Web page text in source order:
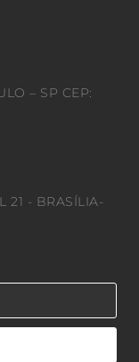
– SP CEP:
21 - BRASÍLIA-